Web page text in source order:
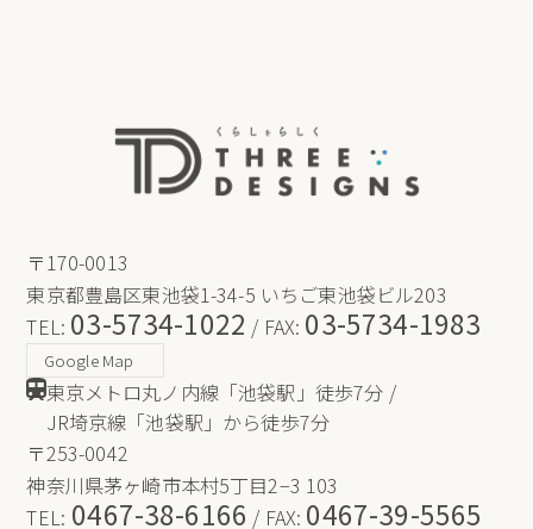
を行ないます。
個人情報の利用目的
連絡や業務のご案内やご質問に対する回答として、電
子メールや資料のご送付に利用いたします。
個人情報の第三者への開示・提供の禁止
当社は、お客さまよりお預かりした個人情報を適切に
管理し、次のいずれかに該当する場合を除き、個人情
報を第三者に開示いたしません。 お客さまの同意が
ある場合 お客さまが希望されるサービスを行なうた
めに当社が業務を委託する業者に対して開示する場合
〒170-0013
東京都豊島区東池袋1-34-5 いちご東池袋ビル203
TEL: 03-5734-1022 / FAX: 03-5734-1983
Google Map
東京メトロ丸ノ内線「池袋駅」徒歩7分 /
JR埼京線「池袋駅」から徒歩7分
〒253-0042
神奈川県茅ヶ崎市本村5丁目2−3 103
TEL: 0467-38-6166 / FAX: 0467-39-5565